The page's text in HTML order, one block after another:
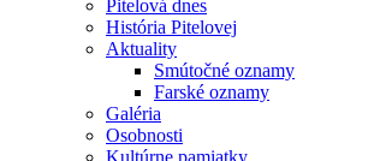
Pitelová dnes
História Pitelovej
Aktuality
Smútočné oznamy
Farské oznamy
Galéria
Osobnosti
Kultúrne pamiatky